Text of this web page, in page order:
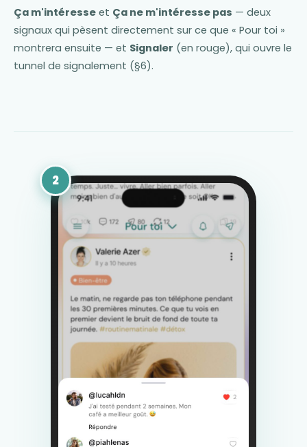
Ça m'intéresse et Ça ne m'intéresse pas — deux
signaux qui pèsent directement sur ce que « Pour toi »
montrera ensuite — et Signaler (en rouge), qui ouvre le
tunnel de signalement (§6).
2